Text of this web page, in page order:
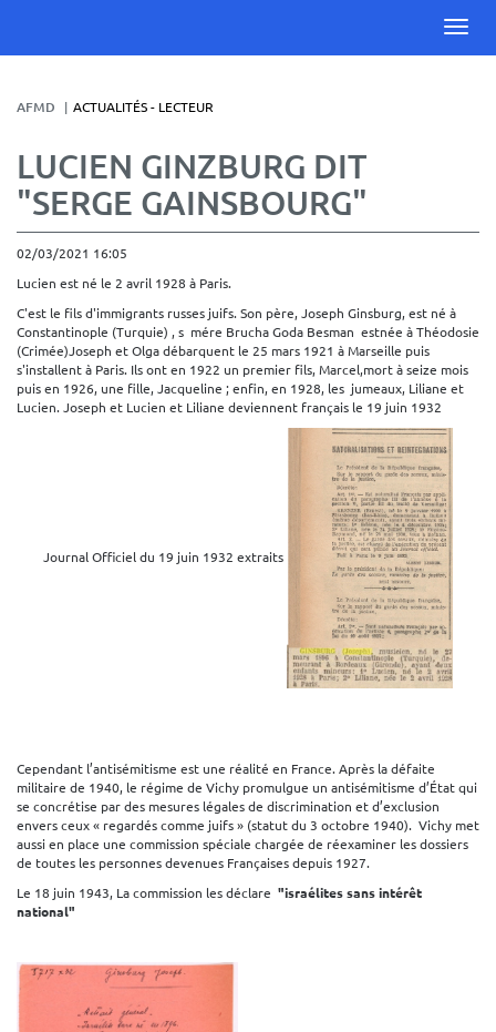
AFMD ACTUALITÉS - LECTEUR
LUCIEN GINZBURG DIT
"SERGE GAINSBOURG"
02/03/2021 16:05
Lucien est né le 2 avril 1928 à Paris.
C'est le fils d'immigrants russes juifs. Son père, Joseph Ginsburg, est né à
Constantinople (Turquie) , s mére Brucha Goda Besman estnée à Théodosie
(Crimée)Joseph et Olga débarquent le 25 mars 1921 à Marseille puis
s'installent à Paris. Ils ont en 1922 un premier fils, Marcel,mort à seize mois
puis en 1926, une fille, Jacqueline ; enfin, en 1928, les jumeaux, Liliane et
Lucien. Joseph et Lucien et Liliane deviennent français le 19 juin 1932
Journal Officiel du 19 juin 1932 extraits
Cependant l’antisémitisme est une réalité en France. Après la défaite
militaire de 1940, le régime de Vichy promulgue un antisémitisme d’État qui
se concrétise par des mesures légales de discrimination et d’exclusion
envers ceux « regardés comme juifs » (statut du 3 octobre 1940). Vichy met
aussi en place une commission spéciale chargée de réexaminer les dossiers
de toutes les personnes devenues Françaises depuis 1927.
Le 18 juin 1943, La commission les déclare "israélites sans intérêt
national"